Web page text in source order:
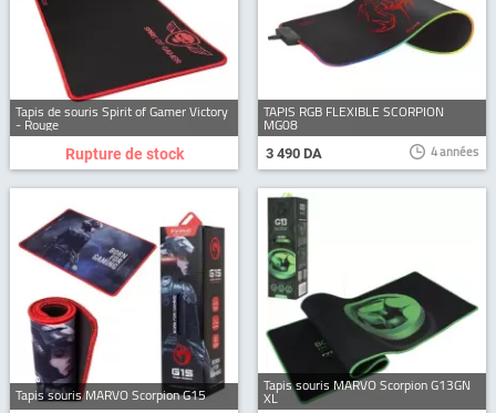
Tapis de souris Spirit of Gamer Victory
- Rouge
Rupture de stock
TAPIS RGB FLEXIBLE SCORPION
MG08
3 490 DA 4 années
Tapis souris MARVO Scorpion G15 Tapis souris MARVO Scorpion G13GN
XL